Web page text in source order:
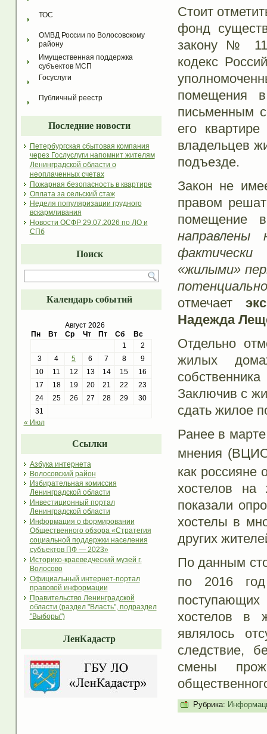
ТОС
ОМВД России по Волосовскому
району
Имущественная поддержка
субъектов МСП
Госуслуги
Публичный реестр
Последние новости
Петербургская сбытовая компания
через Гослуслуги напомнит жителям
Ленинградской области о
неоплаченных счетах
Пожарная безопасность в квартире
Оплата за сельский стаж
Неделя популяризации грудного
вскармливания
Новости ОСФР 29.07.2026 по ЛО и
СПб
Поиск
Календарь событий
Август 2026
Пн
Вт Ср Чт Пт Сб
Вс
1
2
3
4 5 6 7 8
9
10
11 12 13 14 15
16
17
18 19 20 21 22
23
24
25 26 27 28 29
30
31
« Июл
Ссылки
Азбука интернета
Волосовский район
Избирательная комиссия
Ленинградской области
Инвестиционный портал
Ленинградской области
Информация о формировании
Общественного обзора «Стратегия
социальной поддержки населения
субъектов ПФ — 2023»
Историко-краеведческий музей г.
Волосово
Официальный интернет-портал
правовой информации
Правительство Ленинградской
области (раздел "Власть", подраздел
"Выборы")
ЛенКадастр
Стоит
фонд
закону №
кодекс
помещения
письменным
его
владельцев
подъезде.
Закон не
правом
помещение
«жилыми»
отмечает
Надежда
Отдельно
жилых
Заключив с
сдать жилое
Ранее в
мнения
как россияне
хостелов на
показали
хостелы в
других
По данным
по 2016
хостелов в
являлось
следствие,
смены
Рубрика: